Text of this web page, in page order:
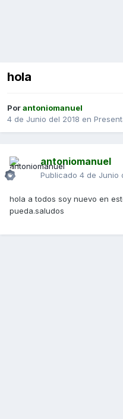
hola
Porantoniomanuel
4 de Junio del 2018 en
antoniomanuel
Publicado 4 de Junio
hola a todos soy nuevo en
pueda.saludos